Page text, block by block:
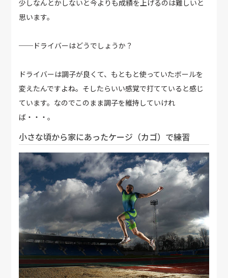
少しなんとかしないと今よりも成績を上げるのは難しいと
思います。
──ドライバーはどうでしょうか？
ドライバーは調子が良くて、もともと使っていたボールを
変えたんですよね。そしたらいい感覚で打てていると感じ
ています。なのでこのまま調子を維持していけれ
ば・・・。
小さな頃から家にあったケージ（カゴ）で練習